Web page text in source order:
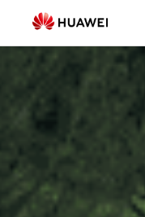
SmartDesign
2.0
FusionSolar
México